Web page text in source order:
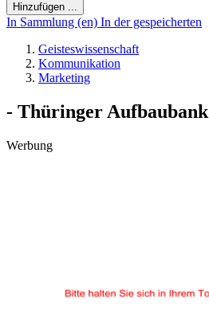
Hinzufügen ...
In Sammlung (en) In der gespeicherten
Geisteswissenschaft
Kommunikation
Marketing
- Thüringer Aufbaubank
Werbung